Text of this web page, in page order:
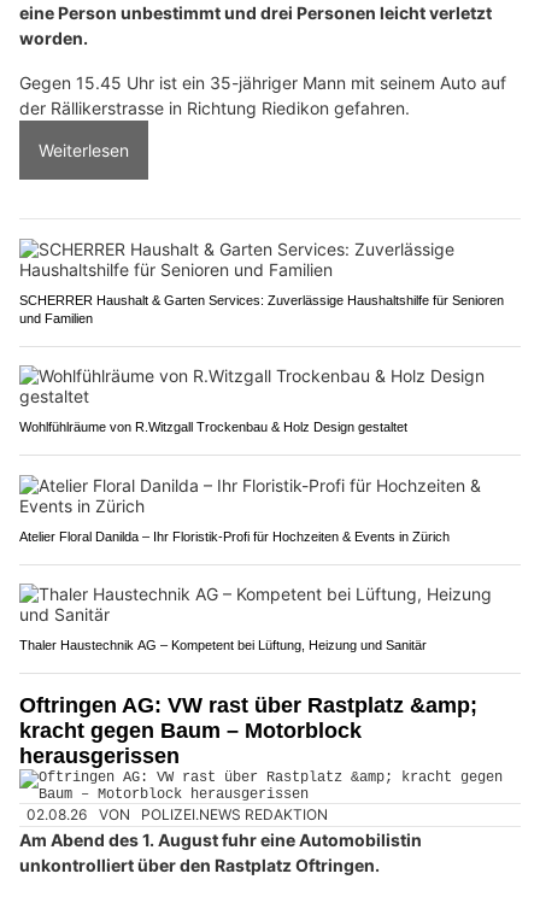
eine Person unbestimmt und drei Personen leicht verletzt
worden.
Gegen 15.45 Uhr ist ein 35-jähriger Mann mit seinem Auto auf
der Rällikerstrasse in Richtung Riedikon gefahren.
Weiterlesen
SCHERRER Haushalt & Garten Services: Zuverlässige Haushaltshilfe für Senioren
und Familien
Wohlfühlräume von R.Witzgall Trockenbau & Holz Design gestaltet
Atelier Floral Danilda – Ihr Floristik-Profi für Hochzeiten & Events in Zürich
Thaler Haustechnik AG – Kompetent bei Lüftung, Heizung und Sanitär
Oftringen AG: VW rast über Rastplatz &amp;
kracht gegen Baum – Motorblock
herausgerissen
02.08.26 VON POLIZEI.NEWS REDAKTION
Am Abend des 1. August fuhr eine Automobilistin
unkontrolliert über den Rastplatz Oftringen.